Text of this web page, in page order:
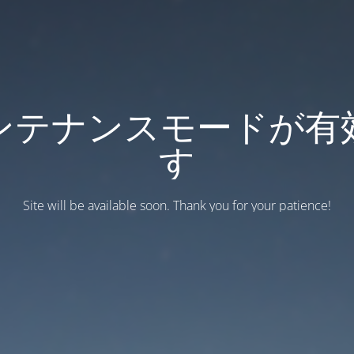
テナンスモードが有
す
Site will be available soon. Thank you for your patience!